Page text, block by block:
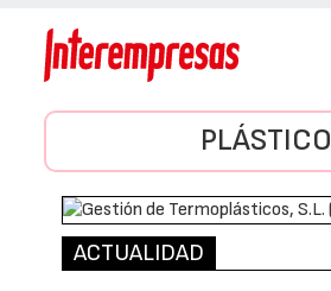
PLÁSTICO
ACTUALIDAD